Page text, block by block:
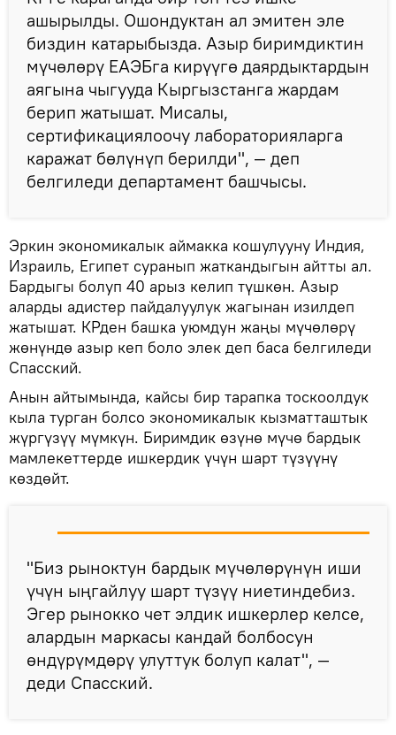
ашырылды. Ошондуктан ал эмитен эле
биздин катарыбызда. Азыр биримдиктин
мүчөлөрү ЕАЭБга кирүүгө даярдыктардын
аягына чыгууда Кыргызстанга жардам
берип жатышат. Мисалы,
сертификациялоочу лабораторияларга
каражат бөлүнүп берилди", — деп
белгиледи департамент башчысы.
Эркин экономикалык аймакка кошулууну Индия,
Израиль, Египет суранып жаткандыгын айтты ал.
Бардыгы болуп 40 арыз келип түшкөн. Азыр
аларды адистер пайдалуулук жагынан изилдеп
жатышат. КРден башка уюмдун жаңы мүчөлөрү
жөнүндө азыр кеп боло элек деп баса белгиледи
Спасский.
Анын айтымында, кайсы бир тарапка тоскоолдук
кыла турган болсо экономикалык кызматташтык
жүргүзүү мүмкүн. Биримдик өзүнө мүчө бардык
мамлекеттерде ишкердик үчүн шарт түзүүнү
көздөйт.
"Биз рыноктун бардык мүчөлөрүнүн иши
үчүн ыңгайлуу шарт түзүү ниетиндебиз.
Эгер рынокко чет элдик ишкерлер келсе,
алардын маркасы кандай болбосун
өндүрүмдөрү улуттук болуп калат", —
деди Спасский.